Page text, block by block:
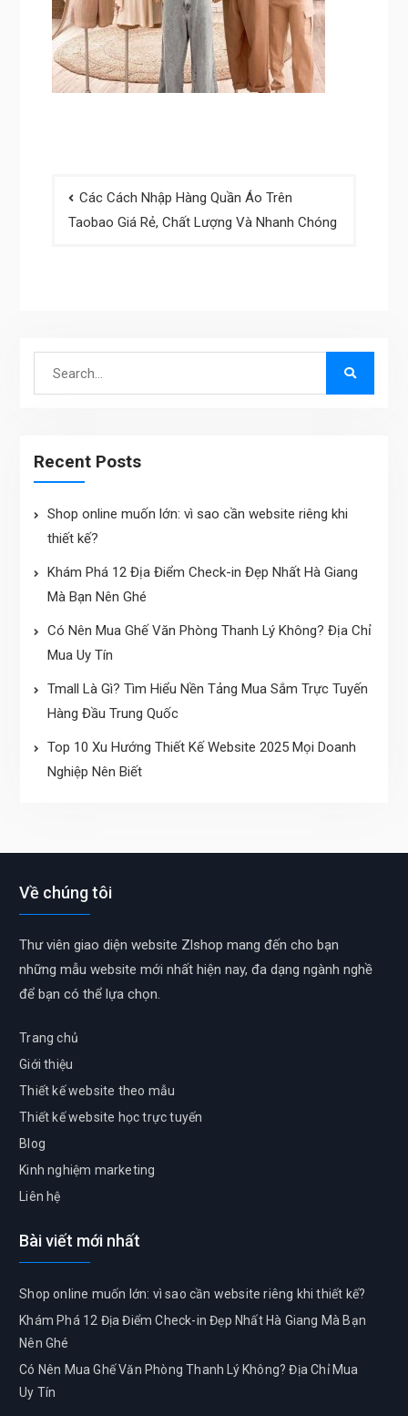
Post
navigation
Các Cách Nhập Hàng Quần Áo Trên
Taobao Giá Rẻ, Chất Lượng Và Nhanh Chóng
Recent Posts
Shop online muốn lớn: vì sao cần website riêng khi
thiết kế?
Khám Phá 12 Địa Điểm Check-in Đẹp Nhất Hà Giang
Mà Bạn Nên Ghé
Có Nên Mua Ghế Văn Phòng Thanh Lý Không? Địa Chỉ
Mua Uy Tín
Tmall Là Gì? Tìm Hiểu Nền Tảng Mua Sắm Trực Tuyến
Hàng Đầu Trung Quốc
Top 10 Xu Hướng Thiết Kế Website 2025 Mọi Doanh
Nghiệp Nên Biết
Về chúng tôi
Thư viên giao diện website Zlshop mang đến cho bạn
những mẫu website mới nhất hiện nay, đa dạng ngành nghề
để bạn có thể lựa chọn.
Trang chủ
Giới thiệu
Thiết kế website theo mẫu
Thiết kế website học trực tuyến
Blog
Kinh nghiệm marketing
Liên hệ
Bài viết mới nhất
Shop online muốn lớn: vì sao cần website riêng khi thiết kế?
Khám Phá 12 Địa Điểm Check-in Đẹp Nhất Hà Giang Mà Bạn
Nên Ghé
Có Nên Mua Ghế Văn Phòng Thanh Lý Không? Địa Chỉ Mua
Uy Tín